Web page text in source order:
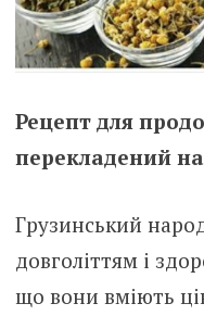
Рецепт для
перекладений на
Грузинський
довголіттям і
що вони вміють